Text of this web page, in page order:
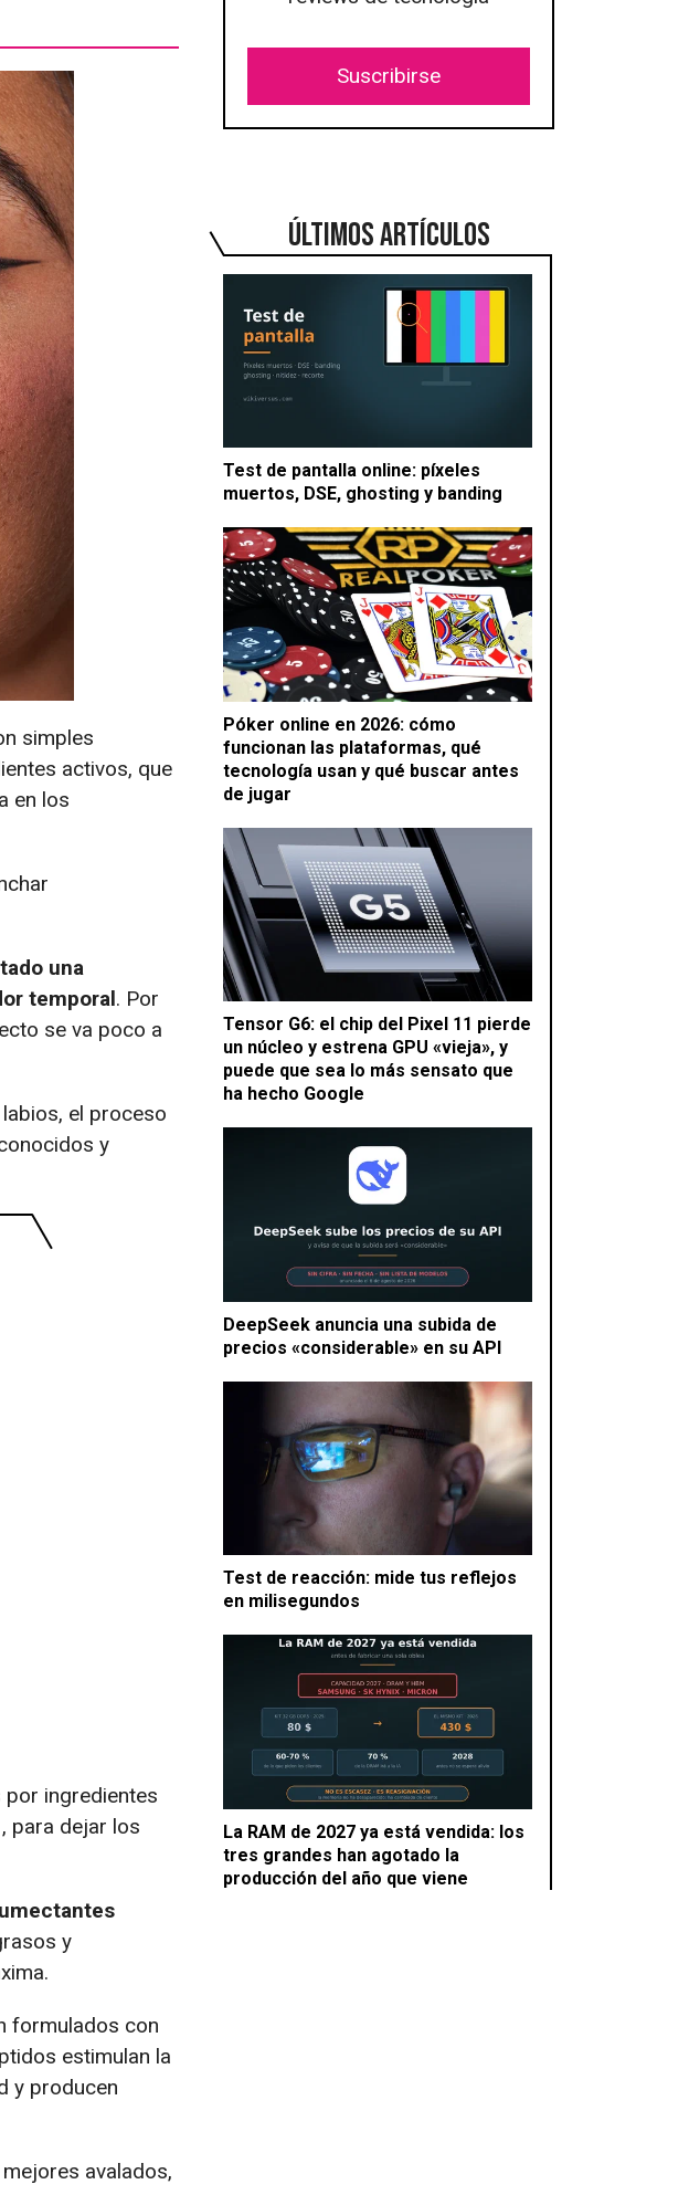
Suscribirse
ÚLTIMOS ARTÍCULOS
Test de pantalla online: píxeles
muertos, DSE, ghosting y banding
Póker online en 2026: cómo
funcionan las plataformas, qué
tecnología usan y qué buscar antes
de jugar
Tensor G6: el chip del Pixel 11 pierde
un núcleo y estrena GPU «vieja», y
puede que sea lo más sensato que
ha hecho Google
DeepSeek anuncia una subida de
precios «considerable» en su API
Test de reacción: mide tus reflejos
en milisegundos
La RAM de 2027 ya está vendida: los
tres grandes han agotado la
producción del año que viene
simples
activos, que
en los
una
temporal. Por
se va poco a
el proceso
y
ingredientes
para dejar los
y
formulados con
estimulan la
y producen
avalados,